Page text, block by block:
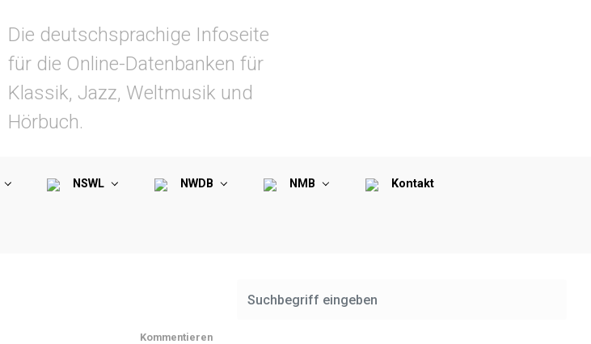
Die deutschsprachige Infoseite
für die Online-Datenbanken für
Klassik, Jazz, Weltmusik und
Hörbuch.
NSWL NWDB NMB Kontakt
Kommentieren